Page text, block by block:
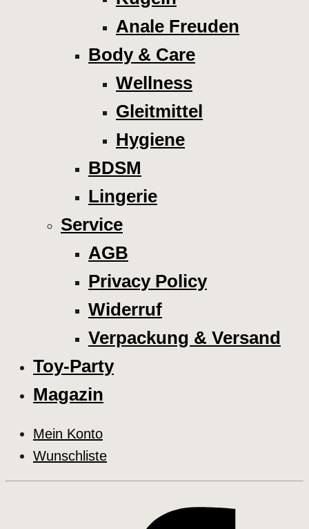
Anale Freuden
Body & Care
Wellness
Gleitmittel
Hygiene
BDSM
Lingerie
Service
AGB
Privacy Policy
Widerruf
Verpackung & Versand
Toy-Party
Magazin
Mein Konto
Wunschliste